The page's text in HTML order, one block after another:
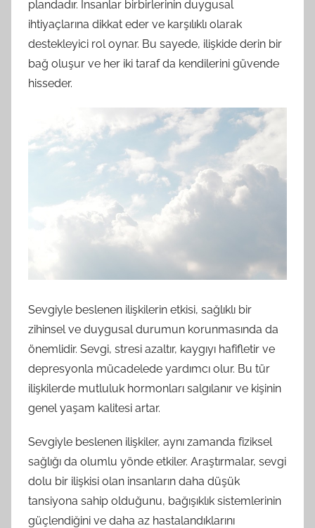
plandadır. İnsanlar birbirlerinin duygusal
ihtiyaçlarına dikkat eder ve karşılıklı olarak
destekleyici rol oynar. Bu sayede, ilişkide derin bir
bağ oluşur ve her iki taraf da kendilerini güvende
hisseder.
Sevgiyle beslenen ilişkilerin etkisi, sağlıklı bir
zihinsel ve duygusal durumun korunmasında da
önemlidir. Sevgi, stresi azaltır, kaygıyı hafifletir ve
depresyonla mücadelede yardımcı olur. Bu tür
ilişkilerde mutluluk hormonları salgılanır ve kişinin
genel yaşam kalitesi artar.
Sevgiyle beslenen ilişkiler, aynı zamanda fiziksel
sağlığı da olumlu yönde etkiler. Araştırmalar, sevgi
dolu bir ilişkisi olan insanların daha düşük
tansiyona sahip olduğunu, bağışıklık sistemlerinin
güçlendiğini ve daha az hastalandıklarını